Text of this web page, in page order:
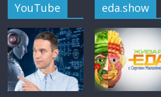
YouTube eda.show